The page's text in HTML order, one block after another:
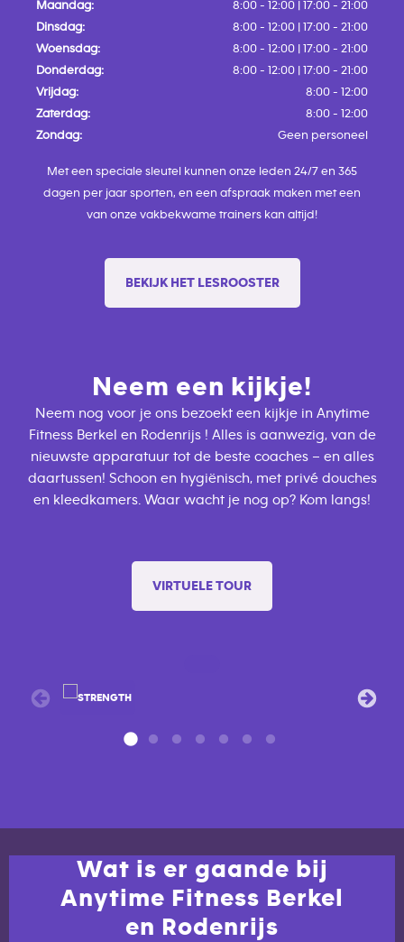
Maandag:
8:00 - 12:00 | 17:00 - 21:00
Dinsdag:
8:00 - 12:00 | 17:00 - 21:00
Woensdag:
8:00 - 12:00 | 17:00 - 21:00
Donderdag:
8:00 - 12:00 | 17:00 - 21:00
Vrijdag:
8:00 - 12:00
Zaterdag:
8:00 - 12:00
Zondag:
Geen personeel
Met een speciale sleutel kunnen onze leden 24/7 en 365
dagen per jaar sporten, en een afspraak maken met een
van onze vakbekwame trainers kan altijd!
BEKIJK HET LESROOSTER
Neem een kijkje!
Neem nog voor je ons bezoekt een kijkje in Anytime
Fitness Berkel en Rodenrijs ! Alles is aanwezig, van de
nieuwste apparatuur tot de beste coaches – en alles
daartussen! Schoon en hygiënisch, met privé douches
en kleedkamers. Waar wacht je nog op? Kom langs!
VIRTUELE TOUR
Wat is er gaande bij
Anytime Fitness Berkel
en Rodenrijs